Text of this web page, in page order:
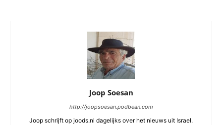
Joop Soesan
http://joopsoesan.podbean.com
Joop schrijft op joods.nl dagelijks over het nieuws uit Israel.